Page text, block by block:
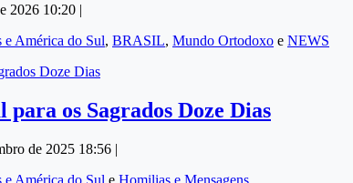
2026 10:20 |
e América do Sul, BRASIL, Mundo Ortodoxo e NEWS
Doze Dias
os Sagrados Doze Dias
de 2025 18:56 |
e América do Sul e Homilias e Mensagens